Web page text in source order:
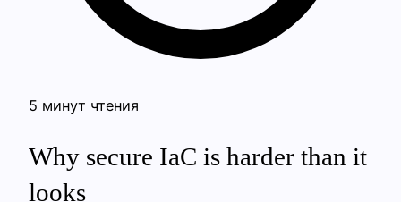
5 минут чтения
Why secure IaC is harder than it
looks